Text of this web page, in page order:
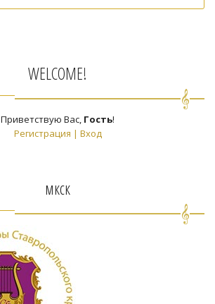
WELCOME!
Приветствую Вас, Гость!
Регистрация | Вход
мкск